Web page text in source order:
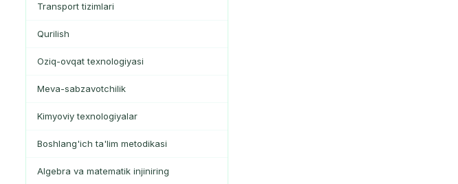
Transport tizimlari
Qurilish
Oziq-ovqat texnologiyasi
Meva-sabzavotchilik
Kimyoviy texnologiyalar
Boshlang'ich ta'lim metodikasi
Algebra va matematik injiniring